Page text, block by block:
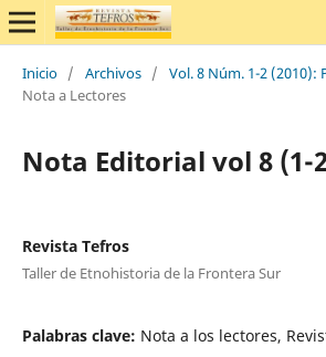
Inicio / Archivos / Vol. 8 Núm. 1-2 (2010):
Nota a Lectores
Nota Editorial vol 8 (1-
Revista Tefros
Taller de Etnohistoria de la Frontera Sur
Palabras clave: Nota a los lectores,